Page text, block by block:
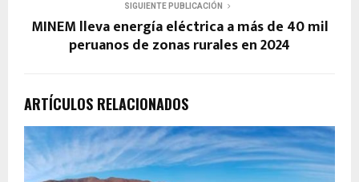
SIGUIENTE PUBLICACIÓN
MINEM lleva energía eléctrica a más de 40 mil
peruanos de zonas rurales en 2024
ARTÍCULOS RELACIONADOS